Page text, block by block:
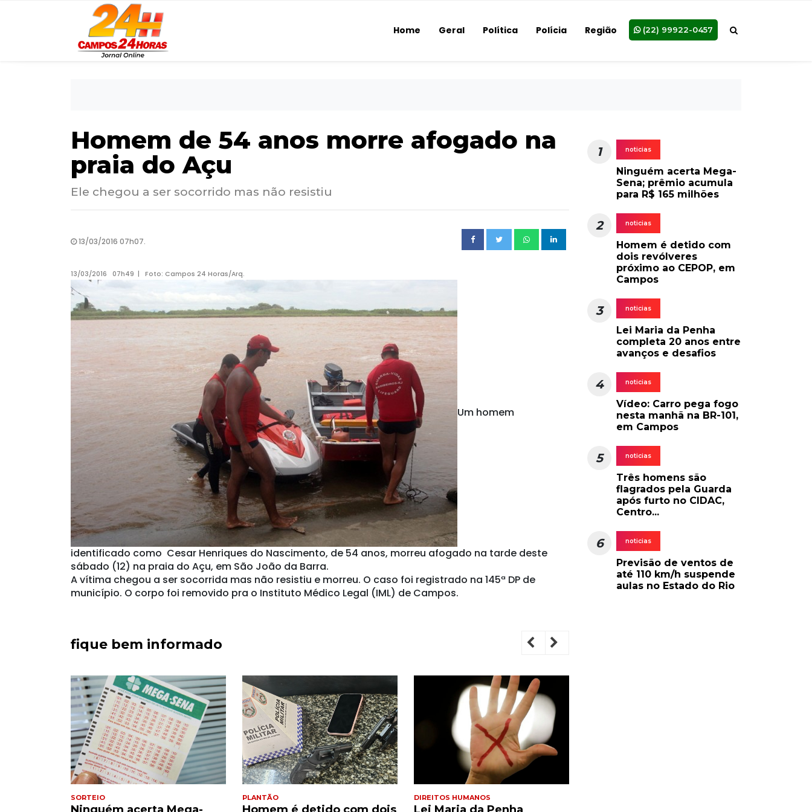
Home Geral Política Polícia Região (22) 99922-0457
Homem de 54 anos morre afogado na
praia do Açu
Ele chegou a ser socorrido mas não resistiu
13/03/2016 07h07.
13/03/2016 07h49 | Foto: Campos 24 Horas/Arq.
Um homem
identificado como Cesar Henriques do Nascimento, de 54 anos, morreu afogado na tarde deste
sábado (12) na praia do Açu, em São João da Barra.
A vítima chegou a ser socorrida mas não resistiu e morreu. O caso foi registrado na 145ª DP de
município. O corpo foi removido pra o Instituto Médico Legal (IML) de Campos.
fique bem informado Previous
SORTEIO PLANTÃO DIREITOS HUMANOS
1 noticias
Ninguém acerta Mega-
Sena; prêmio acumula
para R$ 165 milhões
2 noticias
Homem é detido com
dois revólveres
próximo ao CEPOP, em
Campos
3 noticias
Lei Maria da Penha
completa 20 anos entre
avanços e desafios
4 noticias
Vídeo: Carro pega fogo
nesta manhã na BR-101,
em Campos
5 noticias
Três homens são
flagrados pela Guarda
após furto no CIDAC,
Centro...
6 noticias
Previsão de ventos de
até 110 km/h suspende
aulas no Estado do Rio